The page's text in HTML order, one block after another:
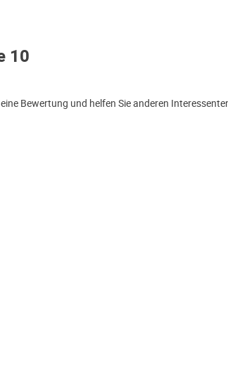
10
Bewertung und helfen Sie anderen